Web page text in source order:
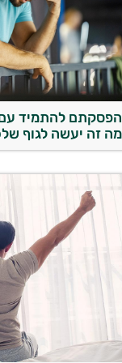
הפסקתם להתמיד
מה זה יעשה לגוף